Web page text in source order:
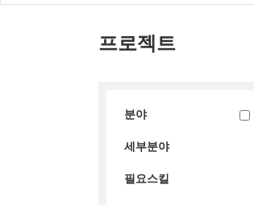
프로젝트
분야
세부분야
필요스킬